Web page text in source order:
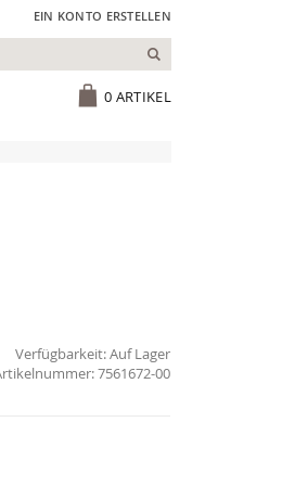
EIN KONTO ERSTELLEN
0 ARTIKEL
Suchen
Verfügbarkeit:Auf Lager
7561672-00